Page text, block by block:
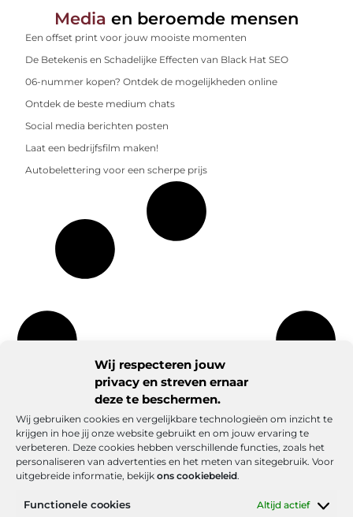
Wij respecteren jouw
privacy en streven ernaar
deze te beschermen.
Wij gebruiken cookies en vergelijkbare technologieën om inzicht te
krijgen in hoe jij onze website gebruikt en om jouw ervaring te
verbeteren. Deze cookies hebben verschillende functies, zoals het
personaliseren van advertenties en het meten van sitegebruik. Voor
uitgebreide informatie, bekijk ons cookiebeleid.
Functionele cookies Altijd actief
Media en beroemde mensen
Een offset print voor jouw mooiste momenten
De Betekenis en Schadelijke Effecten van Black Hat SEO
06-nummer kopen? Ontdek de mogelijkheden online
Ontdek de beste medium chats
Social media berichten posten
Laat een bedrijfsfilm maken!
Autobelettering voor een scherpe prijs